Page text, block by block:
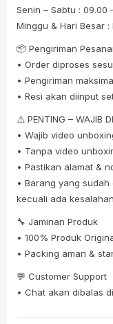
Senin – Sabtu : 09.00
Minggu & Hari Besar
📦 Pengiriman
• Order diproses
• Pengiriman
• Resi akan diinput
⚠️ PENTING – WAJIB
• Wajib video
• Tanpa video
• Pastikan alamat &
• Barang yang
kecuali ada
🔧 Jaminan Produk
• 100% Produk
• Packing aman &
💬 Customer Support
• Chat akan dibalas